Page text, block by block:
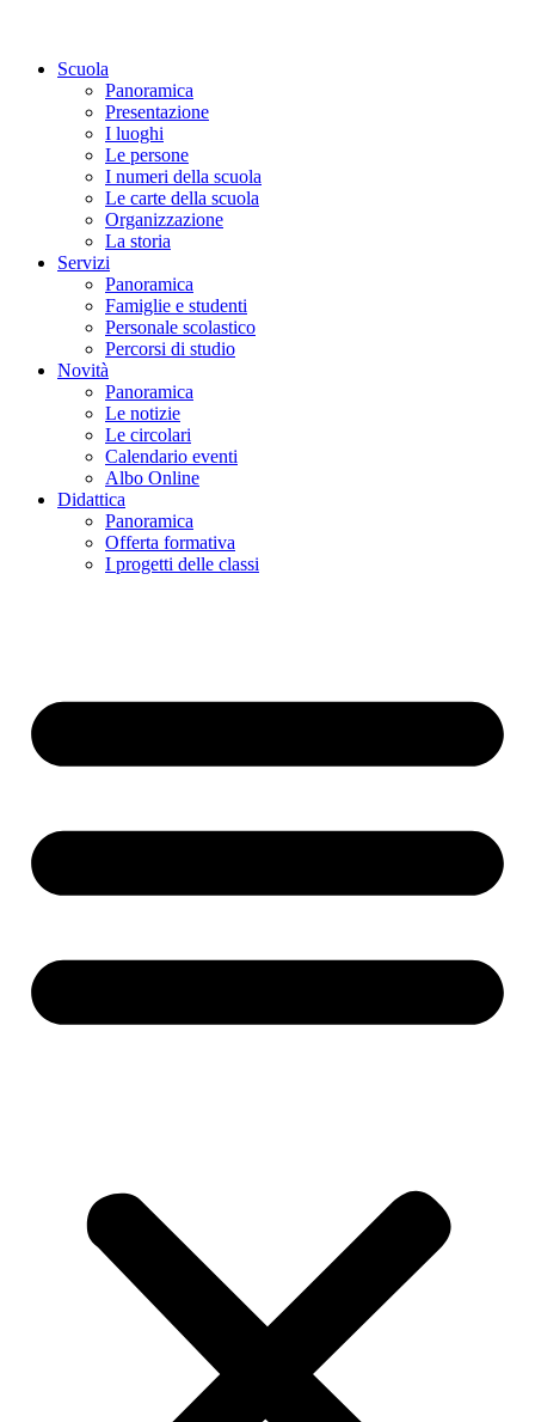
Scuola
Panoramica
Presentazione
I luoghi
Le persone
I numeri della scuola
Le carte della scuola
Organizzazione
La storia
Servizi
Panoramica
Famiglie e studenti
Personale scolastico
Percorsi di studio
Novità
Panoramica
Le notizie
Le circolari
Calendario eventi
Albo Online
Didattica
Panoramica
Offerta formativa
I progetti delle classi